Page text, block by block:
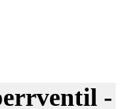
-